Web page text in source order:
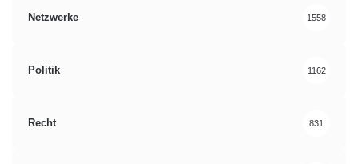
Netzwerke 1558
Politik 1162
Recht 831